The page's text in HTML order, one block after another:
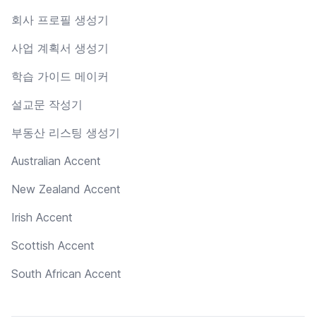
회사 프로필 생성기
사업 계획서 생성기
학습 가이드 메이커
설교문 작성기
부동산 리스팅 생성기
Australian Accent
New Zealand Accent
Irish Accent
Scottish Accent
South African Accent